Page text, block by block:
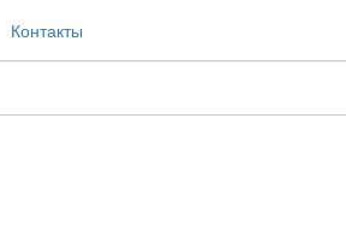
Контакты